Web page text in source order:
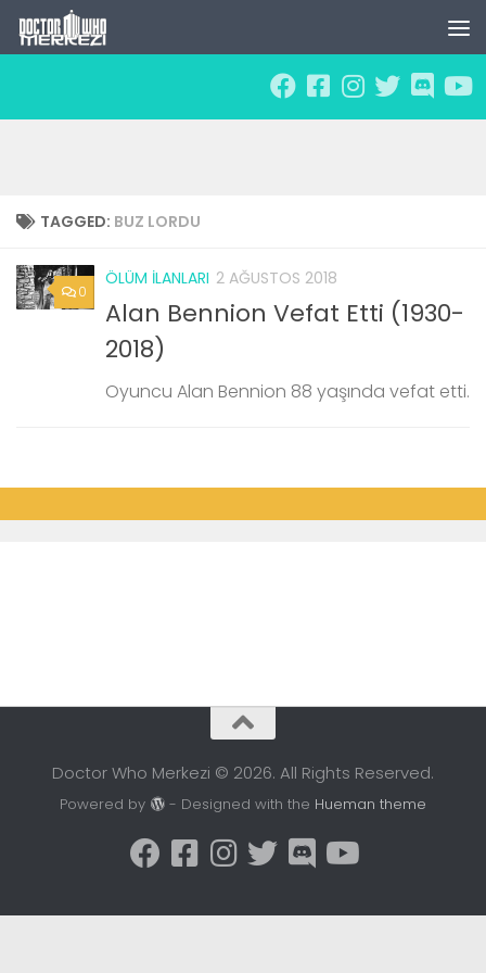
Skip to content
TAGGED: BUZ LORDU
0
ÖLÜM İLANLARI 2 AĞUSTOS 2018
Alan Bennion Vefat Etti (1930-
2018)
Oyuncu Alan Bennion 88 yaşında vefat etti.
Doctor Who Merkezi © 2026. All Rights Reserved.
Powered by - Designed with the Hueman theme